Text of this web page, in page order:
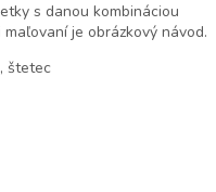
s danou kombináciou
je obrázkový návod.
štetec